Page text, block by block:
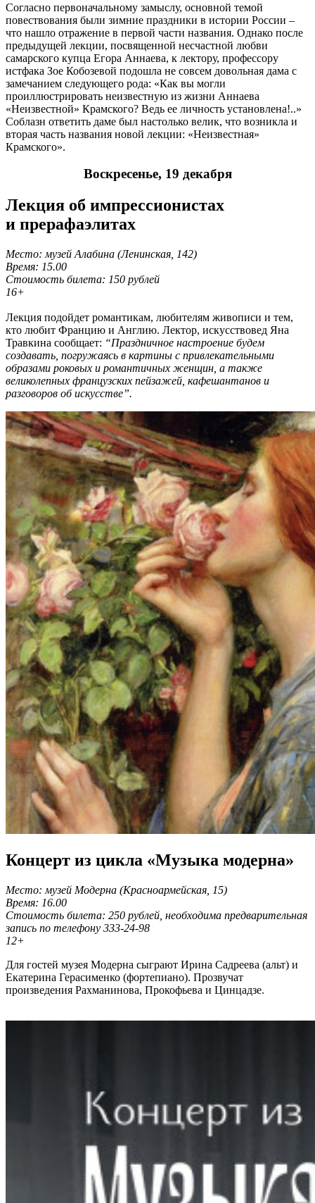
Согласно первоначальному замыслу, основной темой
повествования были зимние праздники в истории России –
что нашло отражение в первой части названия. Однако после
предыдущей лекции, посвященной несчастной любви
самарского купца Егора Аннаева, к лектору, профессору
истфака Зое Кобозевой подошла не совсем довольная дама с
замечанием следующего рода: «Как вы могли
проиллюстрировать неизвестную из жизни Аннаева
«Неизвестной» Крамского? Ведь ее личность установлена!..»
Соблазн ответить даме был настолько велик, что возникла и
вторая часть названия новой лекции: «Неизвестная»
Крамского».
Воскресенье, 19 декабря
Лекция об импрессионистах
и прерафаэлитах
Место: музей Алабина (Ленинская, 142)
Время: 15.00
Стоимость билета: 150 рублей
16+
Лекция подойдет романтикам, любителям живописи и тем,
кто любит Францию и Англию. Лектор, искусствовед Яна
Травкина сообщает: “Праздничное настроение будем
создавать, погружаясь в картины с привлекательными
образами роковых и романтичных женщин, а также
великолепных французских пейзажей, кафешантанов и
разговоров об искусстве”.
Концерт из цикла «Музыка модерна»
Место: музей Модерна (Красноармейская, 15)
Время: 16.00
Стоимость билета: 250 рублей, необходима предварительная
запись по телефону 333-24-98
12+
Для гостей музея Модерна сыграют Ирина Садреева (альт) и
Екатерина Герасименко (фортепиано). Прозвучат
произведения Рахманинова, Прокофьева и Цинцадзе.